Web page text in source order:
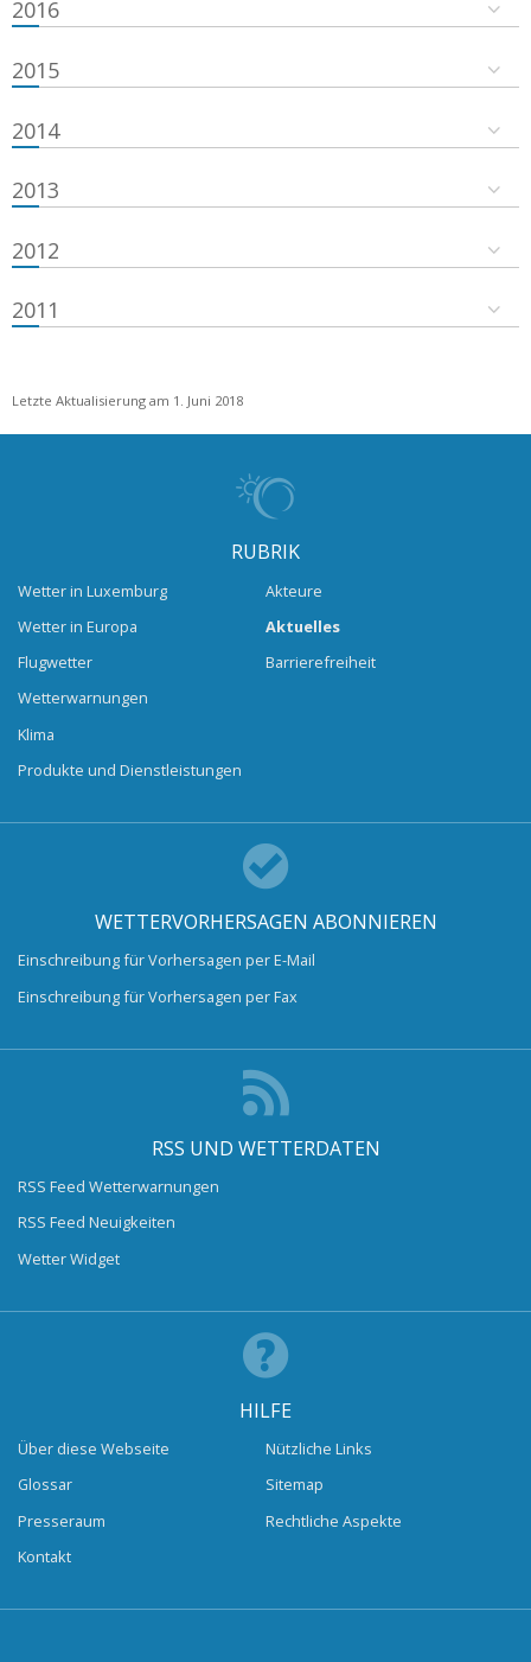
2016
2015
2014
2013
2012
2011
Letzte Aktualisierung am 1. Juni 2018
RUBRIK
Wetter in Luxemburg
Wetter in Europa
Flugwetter
Wetterwarnungen
Klima
Produkte und Dienstleistungen
Akteure
Aktuelles
Barrierefreiheit
WETTERVORHERSAGEN ABONNIEREN
Einschreibung für Vorhersagen per E-Mail
Einschreibung für Vorhersagen per Fax
RSS UND WETTERDATEN
RSS Feed Wetterwarnungen
RSS Feed Neuigkeiten
Wetter Widget
HILFE
Über diese Webseite
Glossar
Presseraum
Kontakt
Nützliche Links
Sitemap
Rechtliche Aspekte